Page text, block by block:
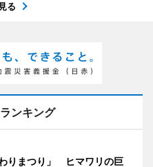
る
ンキング
りまつり」 ヒマワリの巨